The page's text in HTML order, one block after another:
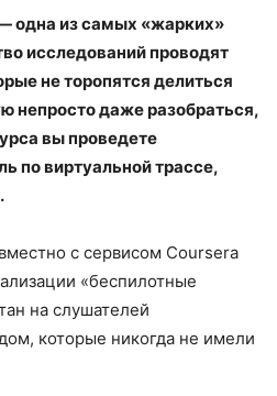
одна из самых «жарких»
исследований проводят
не торопятся делиться
непросто даже разобраться,
вы проведете
по виртуальной трассе,
с сервисом Coursera
«беспилотные
на слушателей
которые никогда не имели